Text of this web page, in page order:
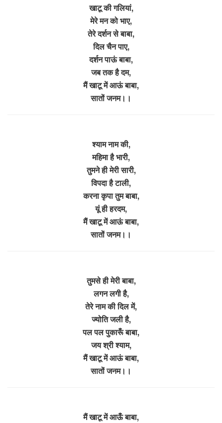
खाटू की गलियां,
मेरे मन को भाए,
तेरे दर्शन से बाबा,
दिल चैन पाए,
दर्शन पाऊं बाबा,
जब तक है दम,
मैं खाटू में आऊं बाबा,
सातों जनम।।
श्याम नाम की,
महिमा है भारी,
तुमने ही मेरी सारी,
विपदा है टाली,
करना कृपा तुम बाबा,
यूं ही हरदम,
मैं खाटू में आऊं बाबा,
सातों जनम।।
तुमसे ही मेरी बाबा,
लगन लगी है,
तेरे नाम की दिल में,
ज्योति जली है,
पल पल पुकारूँ बाबा,
जय श्री श्याम,
मैं खाटू में आऊं बाबा,
सातों जनम।।
मैं खाटू में आऊँ बाबा,